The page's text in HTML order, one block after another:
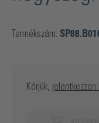
Termékszám:
Kérjük, jelentkezzen